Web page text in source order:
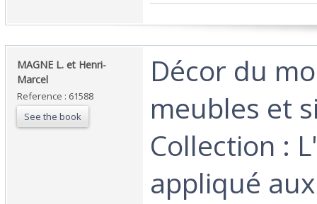
‎MAGNE L. et Henri-
Marcel‎
Reference : 61588
See the book
‎Décor du
meubles et
Collection :
appliqué